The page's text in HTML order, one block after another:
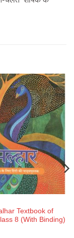
Textbook of
8 (With Binding)